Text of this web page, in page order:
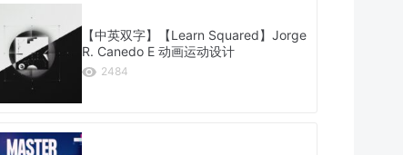
【中英双字】【Learn Squared】Jorge
R. Canedo E 动画运动设计
2484